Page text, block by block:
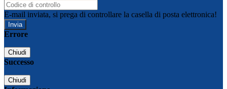
E-mail inviata, si prega di controllare la casella di posta elettronica!
Errore
Chiudi
Successo
Chiudi